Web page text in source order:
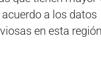
a los datos
en esta